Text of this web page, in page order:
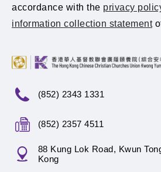
accordance with the privacy
information collection statement
(852) 2343 1331
(852) 2357 4511
88 Kung Lok Road, Kwun
Kong